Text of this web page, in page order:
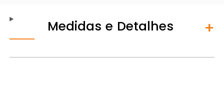
Medidas e Detalhes